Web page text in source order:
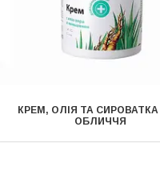
КРЕМ, ОЛІЯ ТА
ОБЛИЧЧЯ